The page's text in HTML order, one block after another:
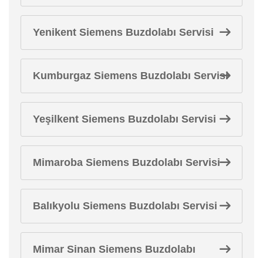
Yenikent Siemens Buzdolabı Servisi
Kumburgaz Siemens Buzdolabı Servisi
Yeşilkent Siemens Buzdolabı Servisi
Mimaroba Siemens Buzdolabı Servisi
Balıkyolu Siemens Buzdolabı Servisi
Mimar Sinan Siemens Buzdolabı